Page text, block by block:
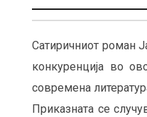
Сатиричниот роман
конкуренција во
современа
Приказната се